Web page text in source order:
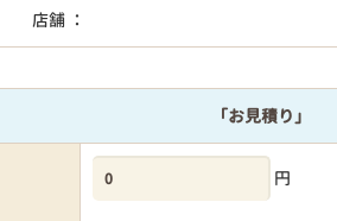
店舗 ：
「お見積り」
円